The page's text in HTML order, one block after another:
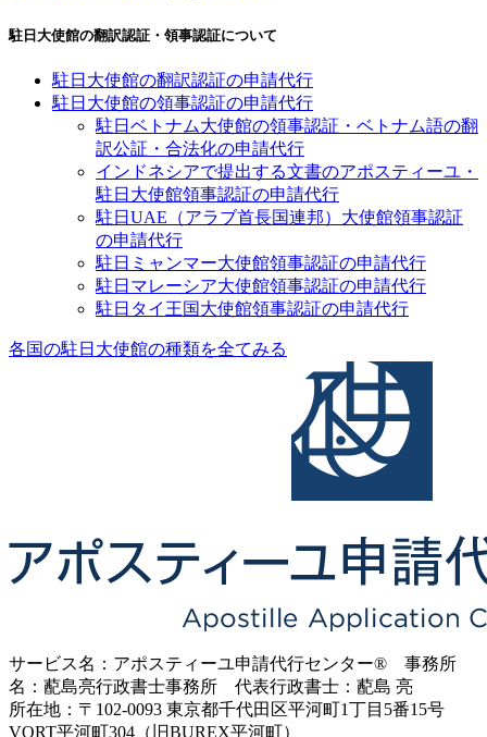
駐日大使館の翻訳認証・領事認証について
駐日大使館の翻訳認証の申請代行
駐日大使館の領事認証の申請代行
駐日ベトナム大使館の領事認証・ベトナム語の翻
訳公証・合法化の申請代行
インドネシアで提出する文書のアポスティーユ・
駐日大使館領事認証の申請代行
駐日UAE（アラブ首長国連邦）大使館領事認証
の申請代行
駐日ミャンマー大使館領事認証の申請代行
駐日マレーシア大使館領事認証の申請代行
駐日タイ王国大使館領事認証の申請代行
各国の駐日大使館の種類を全てみる
サービス名：アポスティーユ申請代行センター® 事務所
名：蓜島亮行政書士事務所 代表行政書士：蓜島 亮
所在地：〒102-0093 東京都千代田区平河町1丁目5番15号
VORT平河町304（旧BUREX平河町）